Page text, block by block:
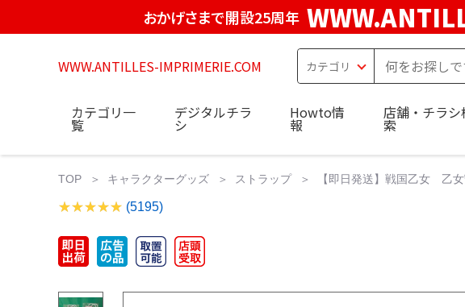
おかげさまで開設25周年
WWW.ANTILLES-IMPRIMERIE.COM
カテゴリ一
覧
デジタルチラ
シ
Howto情
報
店舗・チラシ
索
TOP キャラクターグッズ ストラップ 【即日発送】戦国乙女 乙
(5195)